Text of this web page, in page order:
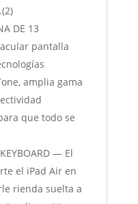
DE 13
pantalla
amplia gama
que todo se
— El
el iPad Air en
rienda suelta a